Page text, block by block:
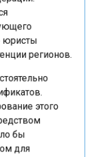
юристы
регионов.
этого
бы
для